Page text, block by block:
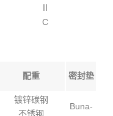
C
配重 密封垫
镀锌碳钢
不锈钢
Buna-